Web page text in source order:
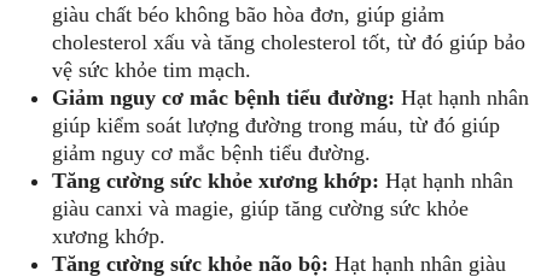
giàu chất béo không bão hòa đơn, giúp giảm
cholesterol xấu và tăng cholesterol tốt, từ đó giúp bảo
vệ sức khỏe tim mạch.
Giảm nguy cơ mắc bệnh tiểu đường: Hạt hạnh nhân
giúp kiểm soát lượng đường trong máu, từ đó giúp
giảm nguy cơ mắc bệnh tiểu đường.
Tăng cường sức khỏe xương khớp: Hạt hạnh nhân
giàu canxi và magie, giúp tăng cường sức khỏe
xương khớp.
Tăng cường sức khỏe não bộ: Hạt hạnh nhân giàu